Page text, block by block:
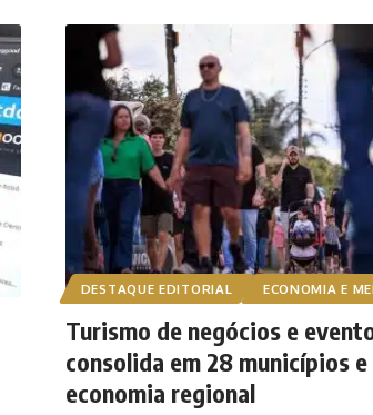
DESTAQUE EDITORIAL ECONOMIA E
Turismo de negócios e
consolida em 28 municípios
economia regional